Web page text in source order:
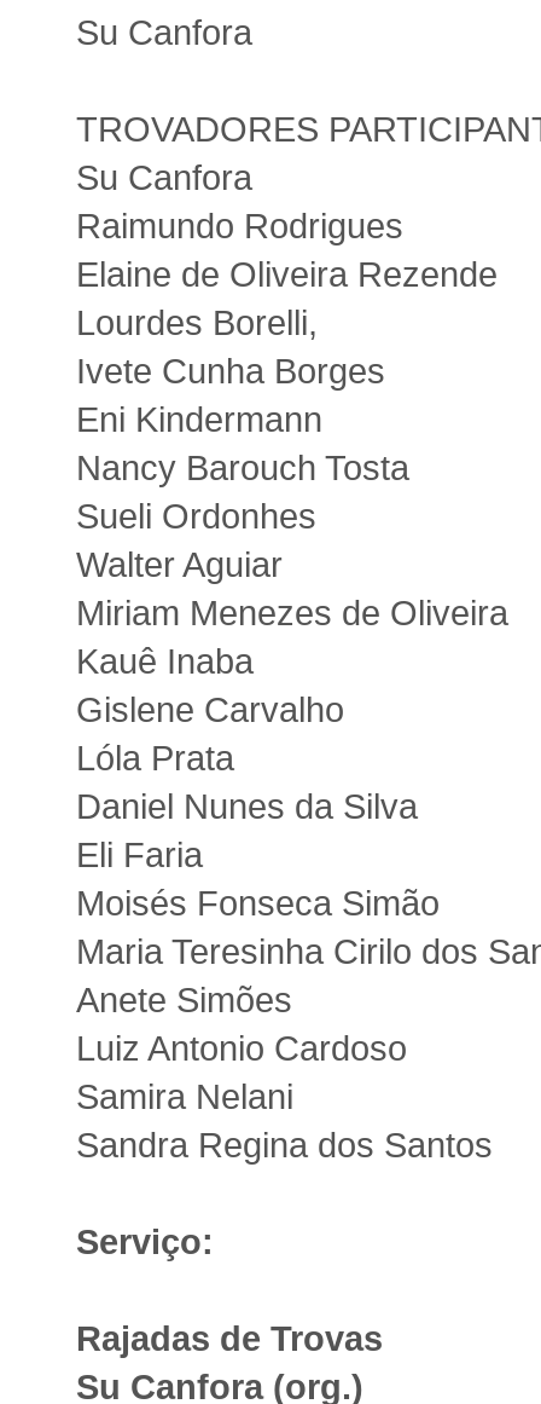
Su Canfora
TROVADORES
Su Canfora
Raimundo Rodrigues
Elaine de Oliveira Rezende
Lourdes Borelli,
Ivete Cunha Borges
Eni Kindermann
Nancy Barouch Tosta
Sueli Ordonhes
Walter Aguiar
Miriam Menezes de Oliveira
Kauê Inaba
Gislene Carvalho
Lóla Prata
Daniel Nunes da Silva
Eli Faria
Moisés Fonseca Simão
Maria Teresinha Cirilo dos
Anete Simões
Luiz Antonio Cardoso
Samira Nelani
Sandra Regina dos Santos
Serviço:
Rajadas de Trovas
Su Canfora (org.)